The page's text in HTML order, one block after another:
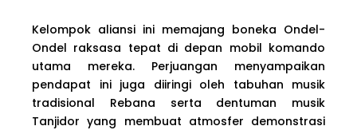
Kelompok aliansi ini memajang boneka Ondel-
Ondel raksasa tepat di depan mobil komando
utama mereka. Perjuangan menyampaikan
pendapat ini juga diiringi oleh tabuhan musik
tradisional Rebana serta dentuman musik
Tanjidor yang membuat atmosfer demonstrasi